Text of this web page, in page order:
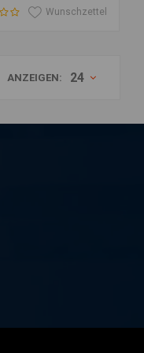
Wunschzettel
ANZEIGEN: 24